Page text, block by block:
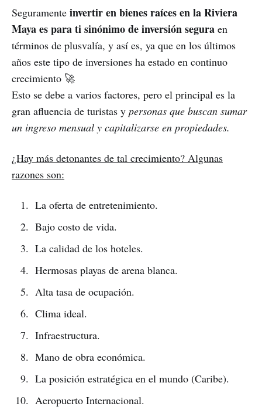
Seguramente invertir en bienes raíces en la Riviera
Maya es para ti sinónimo de inversión segura en
términos de plusvalía, y así es, ya que en los últimos
años este tipo de inversiones ha estado en continuo
crecimiento 🚀
Esto se debe a varios factores, pero el principal es la
gran afluencia de turistas y personas que buscan sumar
un ingreso mensual y capitalizarse en propiedades.
¿Hay más detonantes de tal crecimiento? Algunas
razones son:
La oferta de entretenimiento.
Bajo costo de vida.
La calidad de los hoteles.
Hermosas playas de arena blanca.
Alta tasa de ocupación.
Clima ideal.
Infraestructura.
Mano de obra económica.
La posición estratégica en el mundo (Caribe).
Aeropuerto Internacional.